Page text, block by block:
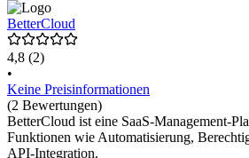
BetterCloud
4,8 (2)
•
Keine Preisinformationen
(2 Bewertungen)
BetterCloud ist eine SaaS-Management-
Funktionen wie Automatisierung,
API-Integration.